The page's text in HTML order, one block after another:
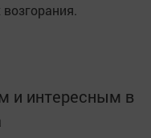
и интересным в